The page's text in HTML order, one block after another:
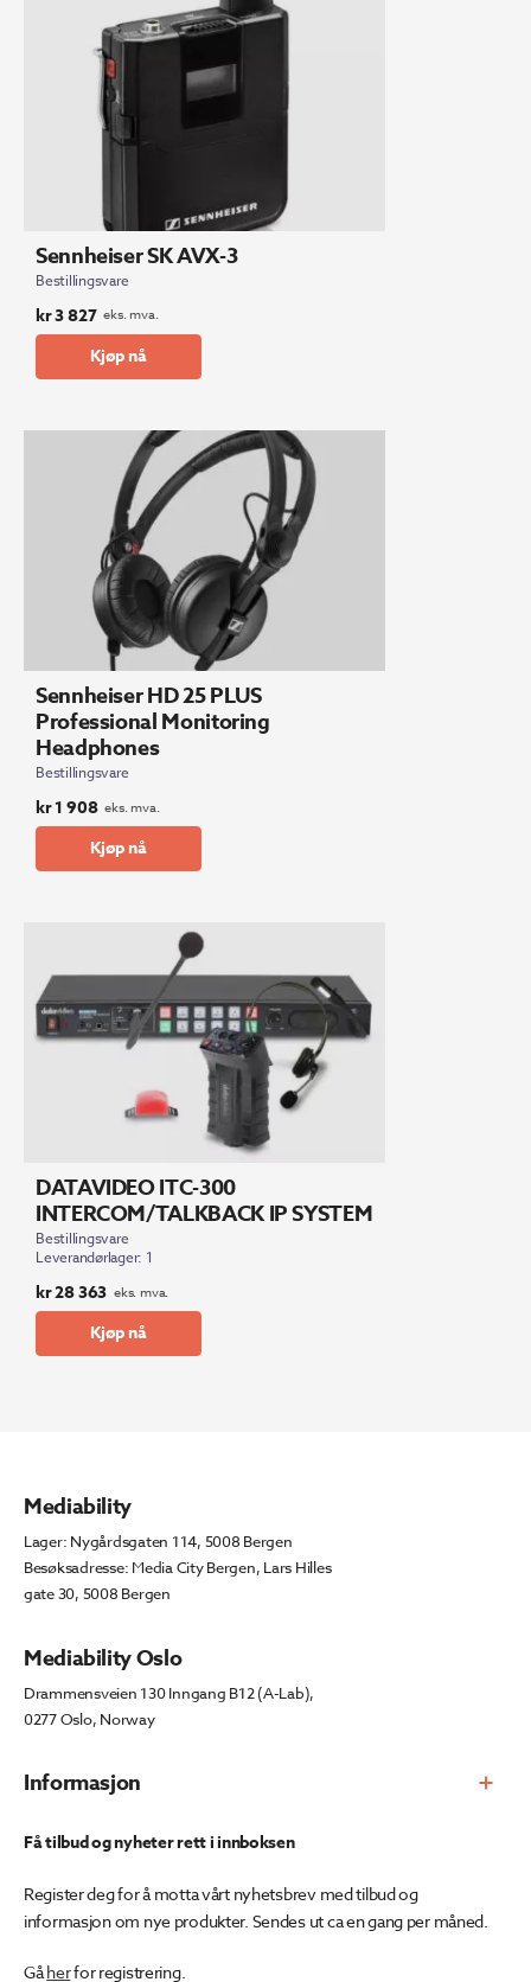
Sennheiser SK AVX-3
Bestillingsvare
kr3 827 eks. mva.
Kjøp nå
Sennheiser HD 25 PLUS
Professional Monitoring
Headphones
Bestillingsvare
kr1 908 eks. mva.
Kjøp nå
DATAVIDEO ITC-300
INTERCOM/TALKBACK IP SYSTEM
Bestillingsvare
Leverandørlager: 1
kr28 363 eks. mva.
Kjøp nå
Informasjon
Mediability
Lager: Nygårdsgaten 114, 5008 Bergen
Besøksadresse: Media City Bergen, Lars Hilles
gate 30, 5008 Bergen
Mediability Oslo
Drammensveien 130 Inngang B12 (A-Lab),
0277 Oslo, Norway
Få tilbud og nyheter rett i innboksen
Register deg for å motta vårt nyhetsbrev med tilbud og
informasjon om nye produkter. Sendes ut ca en gang per måned.
Gåherfor registrering.